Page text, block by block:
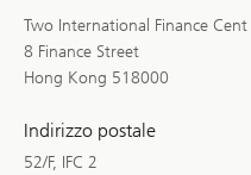
Two International Finance Cent
8 Finance Street
Hong Kong 518000
Indirizzo postale
52/F, IFC 2